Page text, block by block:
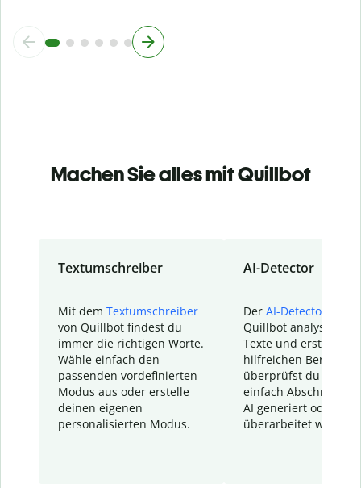
Machen Sie alles mit Quillbot
Textumschreiber
Mit dem Textumschreiber
von Quillbot findest du
immer die richtigen Worte.
Wähle einfach den
passenden vordefinierten
Modus aus oder erstelle
deinen eigenen
personalisierten Modus.
AI-Detector
Der AI-Detector
Quillbot analysiert
Texte und erstellt
hilfreichen Bericht.
überprüfst du
einfach Abschnitte,
AI generiert oder
überarbeitet wurden.